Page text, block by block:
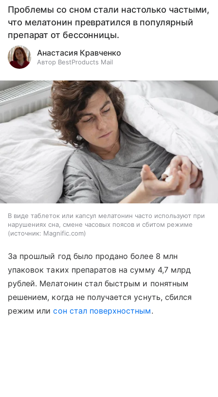
Проблемы со сном стали настолько частыми,
что мелатонин превратился в популярный
препарат от бессонницы.
Анастасия Кравченко
Автор BestProducts Mail
В виде таблеток или капсул мелатонин часто используют при
нарушениях сна, смене часовых поясов и сбитом режиме
источник: Magnific.com
За прошлый год было продано более 8 млн
упаковок таких препаратов на сумму 4,7 млрд
рублей. Мелатонин стал быстрым и понятным
решением, когда не получается уснуть, сбился
режим илисон стал поверхностным.